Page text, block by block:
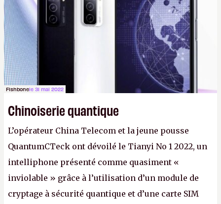
photo : Pexels - Arthur Brognoli)
Fishbonele 31 mai 2022
Chinoiserie quantique
L’opérateur China Telecom et la jeune pousse
QuantumCTeck ont dévoilé le Tianyi No 1 2022, un
intelliphone présenté comme quasiment «
inviolable » grâce à l’utilisation d’un module de
cryptage à sécurité quantique et d’une carte SIM